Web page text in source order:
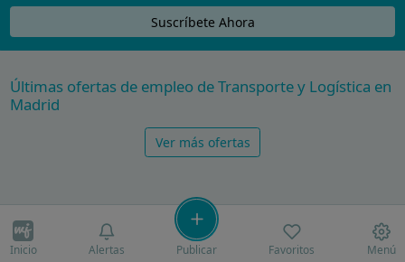
Suscríbete Ahora
Últimas ofertas de empleo de Transporte y Logística en
Madrid
Ver más ofertas
Inicio Alertas Publicar Favoritos Menú